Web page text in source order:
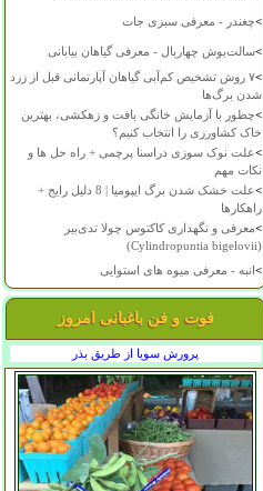
>چغندر - معرفی سبزی جات
>سالت‌بوش چهاربال - معرفی گیاهان بیابانی
>
۷ روش تشخیص کم‌آبی گیاهان آپارتمانی قبل از زرد
شدن برگ‌ها
>چطور با آزمایش خانگی بافت و زهکشی، بهترین
خاک کشاورزی را انتخاب کنیم؟
>علت نوک سوزی دراسنا پرچمی + راه حل ها و
نکات مهم
>
علت خشک شدن برگ ایپومیا | 8 دلیل رایج +
راهکارها
>معرفی و نگهداری کاکتوس چولا تدی‌بیر
(Cylindropuntia bigelovii)
>انبه - معرفی میوه های استوایی
فوت و فن باغبانی امروز
پرورش سویا از طریق بذر